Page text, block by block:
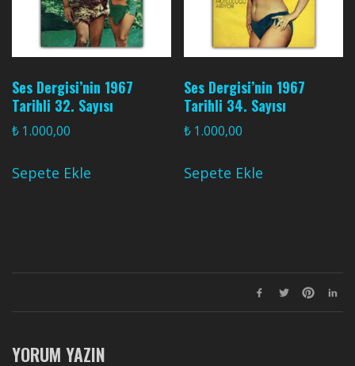
Ses Dergisi’nin 1967
Tarihli 32. Sayısı
₺ 1.000,00
Sepete Ekle
Ses Dergisi’nin 1967
Tarihli 34. Sayısı
₺ 1.000,00
Sepete Ekle
YORUM YAZIN